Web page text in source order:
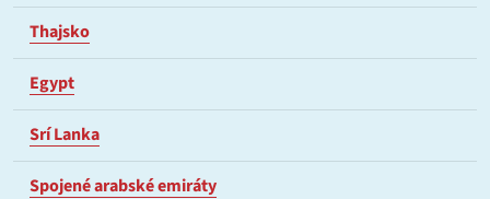
Thajsko
Egypt
Srí Lanka
Spojené arabské emiráty